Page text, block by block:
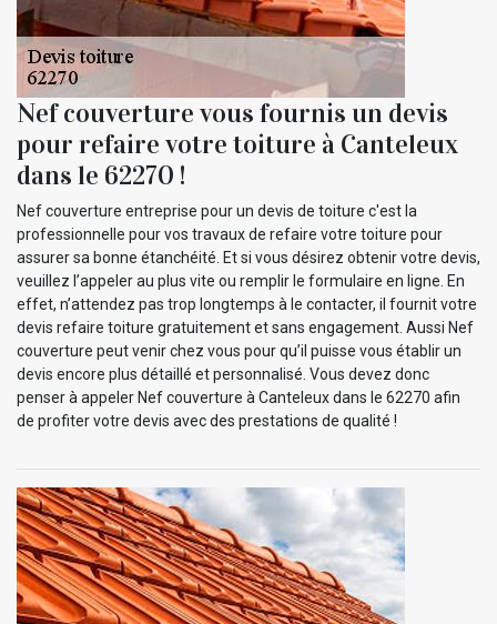
Nef couverture vous fournis un devis
pour refaire votre toiture à Canteleux
dans le 62270 !
Nef couverture entreprise pour un devis de toiture c'est la
professionnelle pour vos travaux de refaire votre toiture pour
assurer sa bonne étanchéité. Et si vous désirez obtenir votre devis,
veuillez l’appeler au plus vite ou remplir le formulaire en ligne. En
effet, n’attendez pas trop longtemps à le contacter, il fournit votre
devis refaire toiture gratuitement et sans engagement. Aussi Nef
couverture peut venir chez vous pour qu’il puisse vous établir un
devis encore plus détaillé et personnalisé. Vous devez donc
penser à appeler Nef couverture à Canteleux dans le 62270 afin
de profiter votre devis avec des prestations de qualité !